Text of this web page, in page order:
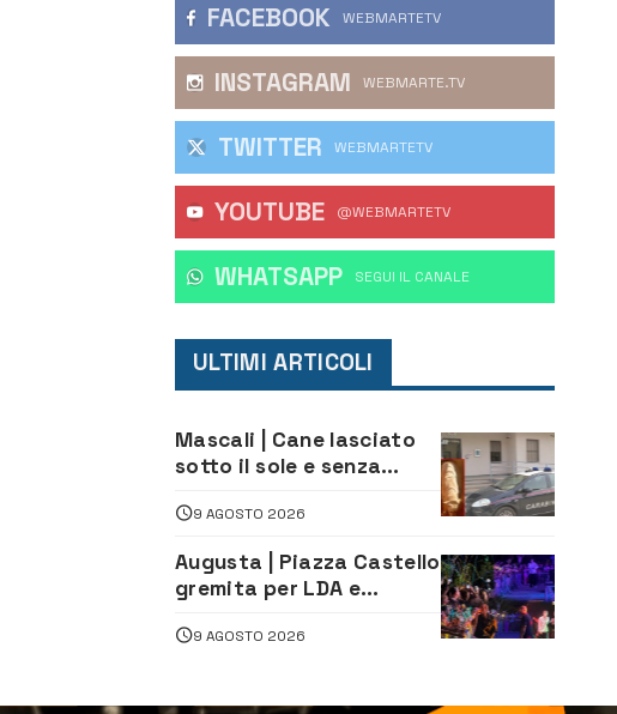
FACEBOOK WEBMARTETV
INSTAGRAM WEBMARTE.TV
TWITTER WEBMARTETV
YOUTUBE @WEBMARTETV
WHATSAPP ‎SEGUI IL CANALE
ULTIMI ARTICOLI
Mascali | Cane lasciato
sotto il sole e senza
denunciano proprietario
9 AGOSTO 2026
Augusta | Piazza Castello
gremita per LDA e
ed emozioni per
9 AGOSTO 2026